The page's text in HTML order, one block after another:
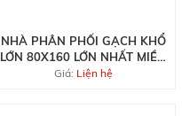
NHÀ PHÂN PHỐI GẠCH KHỔ
LỚN 80X160 LỚN NHẤT MIỀN
NAM
Giá: Liện hệ